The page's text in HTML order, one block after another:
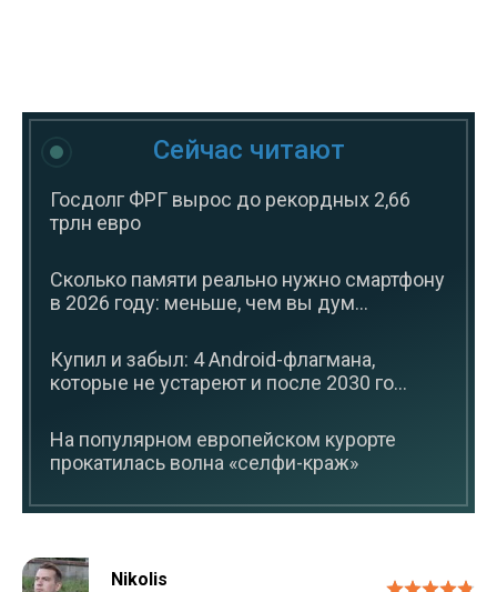
Сейчас читают
Госдолг ФРГ вырос до рекордных 2,66
трлн евро
Сколько памяти реально нужно смартфону
в 2026 году: меньше, чем вы дум...
Купил и забыл: 4 Android-флагмана,
которые не устареют и после 2030 го...
На популярном европейском курорте
прокатилась волна «селфи-краж»
Nikolis